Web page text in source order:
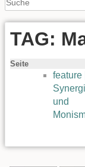
TAG:
Seite
feature |
und